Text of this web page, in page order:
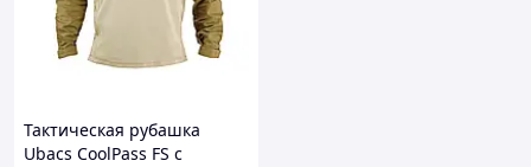
Тактическая рубашка
Ubacs CoolPass FS с